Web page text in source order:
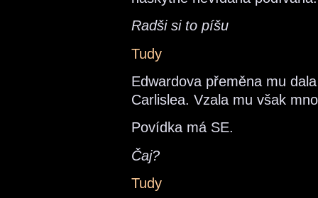
Radši si to píšu
Tudy
Edwardova přeměna mu
Carlislea. Vzala mu však
Povídka má SE.
Čaj?
Tudy